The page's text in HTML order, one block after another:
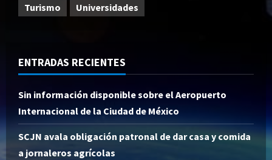
Turismo
Universidades
ENTRADAS RECIENTES
Sin información disponible sobre el Aeropuerto
Internacional de la Ciudad de México
SCJN avala obligación patronal de dar casa y comida
a jornaleros agrícolas